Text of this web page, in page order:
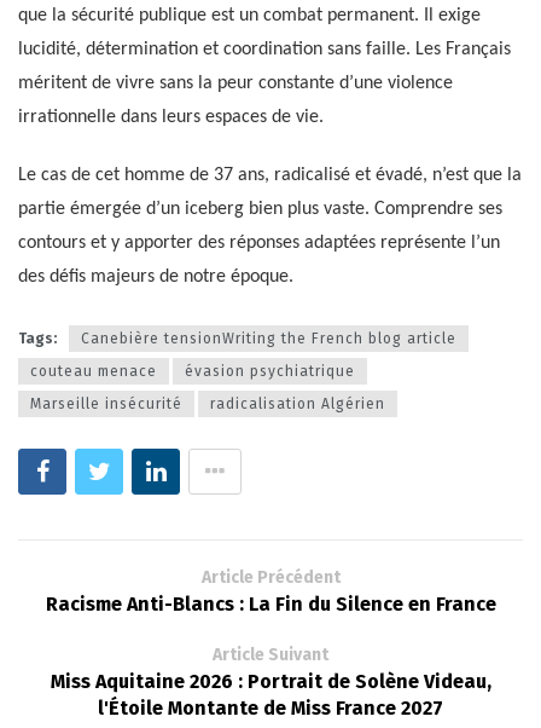
que la sécurité publique est un combat permanent. Il exige
lucidité, détermination et coordination sans faille. Les Français
méritent de vivre sans la peur constante d’une violence
irrationnelle dans leurs espaces de vie.
Le cas de cet homme de 37 ans, radicalisé et évadé, n’est que la
partie émergée d’un iceberg bien plus vaste. Comprendre ses
contours et y apporter des réponses adaptées représente l’un
des défis majeurs de notre époque.
Tags:
Canebière tensionWriting the French blog article
couteau menace
évasion psychiatrique
Marseille insécurité
radicalisation Algérien
Article Précédent
Racisme Anti-Blancs : La Fin du Silence en France
Article Suivant
Miss Aquitaine 2026 : Portrait de Solène Videau,
l'Étoile Montante de Miss France 2027